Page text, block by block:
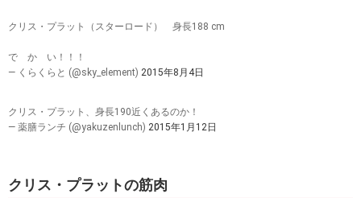
クリス・プラット（スターロード） 身長188 cm
で か い！！！
— くらくらと (@sky_element) 2015年8月4日
クリス・プラット、身長190近くあるのか！
— 薬膳ランチ (@yakuzenlunch) 2015年1月12日
クリス・プラットの筋肉